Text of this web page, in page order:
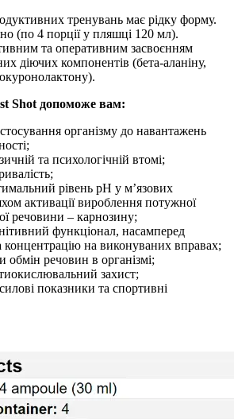
тренувань має рідку форму.
(по 4 порції у пляшці 120 мл).
та оперативним засвоєнням
діючих компонентів (бета-аланіну,
Shot допоможе вам:
організму до навантажень
та психологічній втомі;
рівень pH у м’язових
активації вироблення потужної
речовини – карнозину;
функціонал, насамперед
концентрацію на виконуваних вправах;
обмін речовин в організмі;
захист;
показники та спортивні